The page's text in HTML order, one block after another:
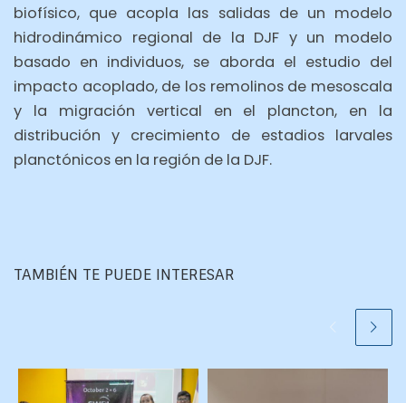
biofísico, que acopla las salidas de un modelo
hidrodinámico regional de la DJF y un modelo
basado en individuos, se aborda el estudio del
impacto acoplado, de los remolinos de mesoscala
y la migración vertical en el plancton, en la
distribución y crecimiento de estadios larvales
planctónicos en la región de la DJF.
TAMBIÉN TE PUEDE INTERESAR